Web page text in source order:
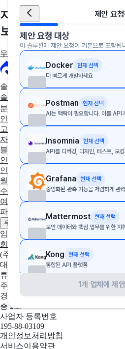
제안 요청
제안 요청 대상
이 솔루션에 제안 요청이 기본으로 포함됩
Docker
현재 선택
더 빠르게 개발하세요
Postman
현재 선택
AI는 맥락이 필요합니다. 이를 API
Insomnia
현재 선택
API를 디버깅, 디자인, 테스트, 모킹
Grafana
현재 선택
중앙화된 관측 기능을 저렴하게 관
Mattermost 현재 선택
보안 데이터와 핵심 업무를 위한 지
Kong
현재 선택
통합된 API 플랫폼
Gatling
확장 가능한 비즈니스를 위한 대규모
1개 업체에 제
지금, 우리 회사에 딱 맞
보세요
우리 회사에 딱 맞는 툴 추천받기
솔루션 추천
솔루션 추천받기
분야별 솔루션
인사·노무
협업툴·그룹웨어 세무·회
고객관리 AI·자동화 데이터 분석 마
자인툴
개발운영 보안접속 통합 자산
블로그
인사이트
인사노무 계산기
월급 계산기 시급 계산기 최저임금
수당 계산기 연차 계산기 야간수당
여 계산기 4대보험 계산기
파트너
우리 솔루션 등록하기 제휴 문의하기
임팩트플로우
회사 소개
(주)임팩트플로우
대표자
류효권
주소
경기도 성남시 수정구 창업로 43, 판
층 2호
사업자 등록번호
195-88-03109
개인정보처리방침
서비스이용약관